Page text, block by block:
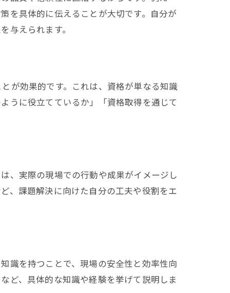
を具体的に伝えることが大切です。自分が
与えられます。
が効果的です。これは、資格が単なる知識
うに役立てているか」「資格取得を通じて
、実際の現場での行動や成果がイメージし
、課題解決に向けた自分の工夫や役割をエ
識を持つことで、現場の安全性と効率性向
ど、具体的な知識や経験を挙げて説明しま